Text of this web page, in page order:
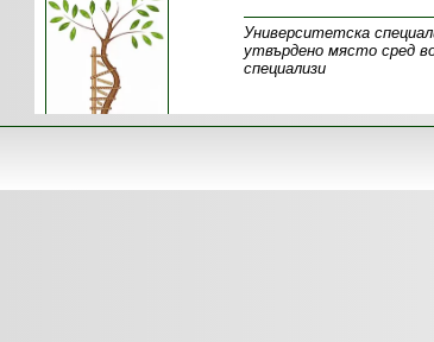
Университетска
утвърдено място сред
специализи